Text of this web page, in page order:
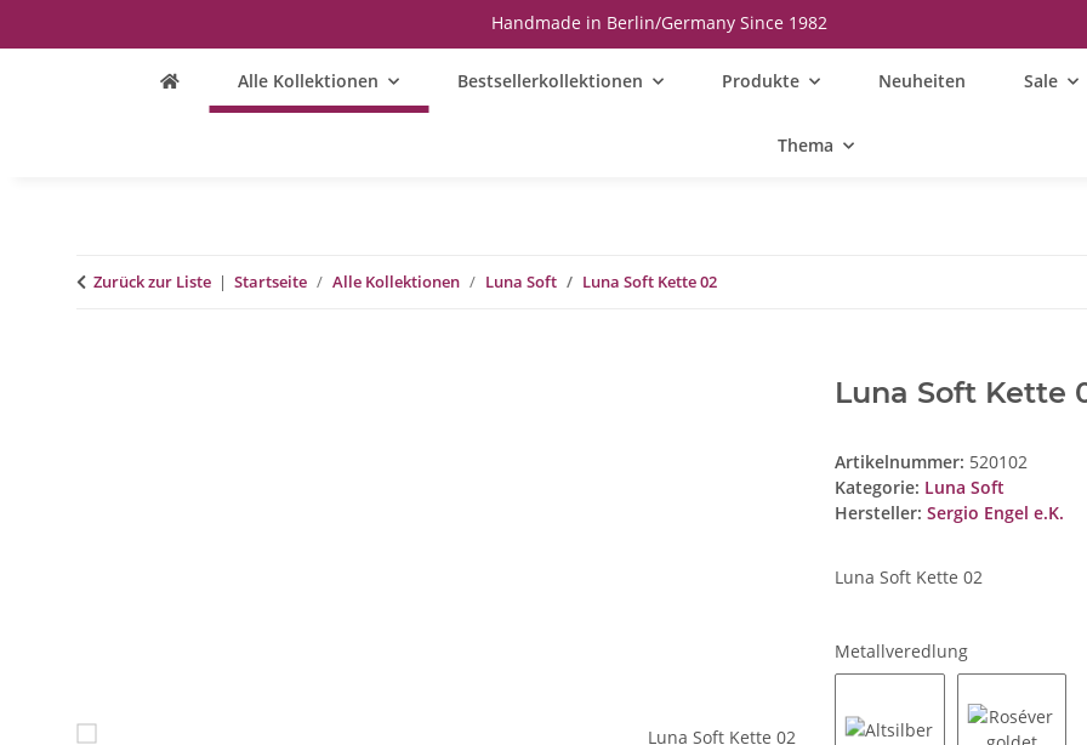
Handmade in Berlin/Germany Since 1982
Alle Kollektionen Bestsellerkollektionen Produkte Neuheiten Sale
Thema
Zurück zur Liste Startseite Alle Kollektionen Luna Soft Luna Soft Kette 02
Luna Soft Kette
Artikelnummer: 520102
Kategorie: Luna Soft
Hersteller: Sergio Engel e.K.
Luna Soft Kette 02
Metallveredlung